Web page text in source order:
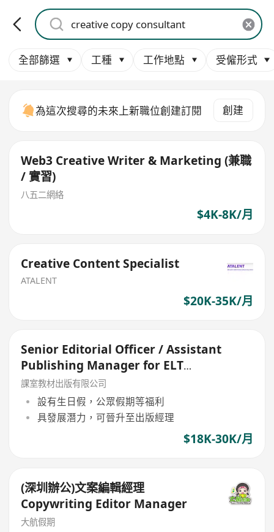
全部篩選 工種 工作地點 受僱形式
為這次搜尋的未來上新職位創建訂閱 創建
Web3 Creative Writer & Marketing (兼職
/ 實習)
八五二網絡
$4K-8K/月
Creative Content Specialist
ATALENT
$20K-35K/月
Senior Editorial Officer / Assistant
Publishing Manager for ELT
Publications
課室教材出版有限公司
設有生日假，公眾假期等福利
具發展潛力，可晉升至出版經理
$18K-30K/月
(深圳辦公)文案編輯經理
Copywriting Editor Manager
大航假期